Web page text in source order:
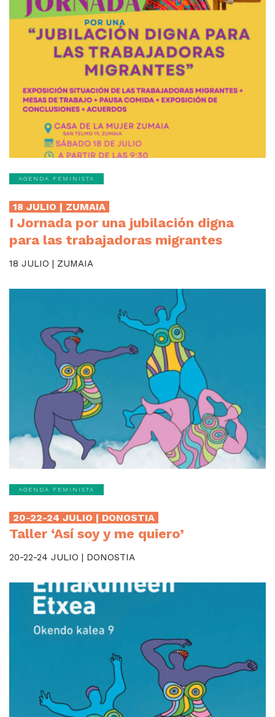
AGENDA FEMINISTA
18 JULIO | ZUMAIA
I Jornada por una jubilación digna
para las trabajadoras migrantes
18 JULIO | ZUMAIA
AGENDA FEMINISTA
20-22-24 JULIO | DONOSTIA
Taller ‘Así soy y me quiero’
20-22-24 JULIO | DONOSTIA